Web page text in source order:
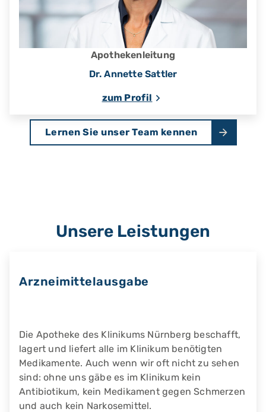
Apothekenleitung
Dr. Annette Sattler
zum Profil
Lernen Sie unser Team kennen
Unsere Leistungen
Arzneimittelausgabe
Die Apotheke des Klinikums Nürnberg beschafft,
lagert und liefert alle im Klinikum benötigten
Medikamente. Auch wenn wir oft nicht zu sehen
sind: ohne uns gäbe es im Klinikum kein
Antibiotikum, kein Medikament gegen Schmerzen
und auch kein Narkosemittel.